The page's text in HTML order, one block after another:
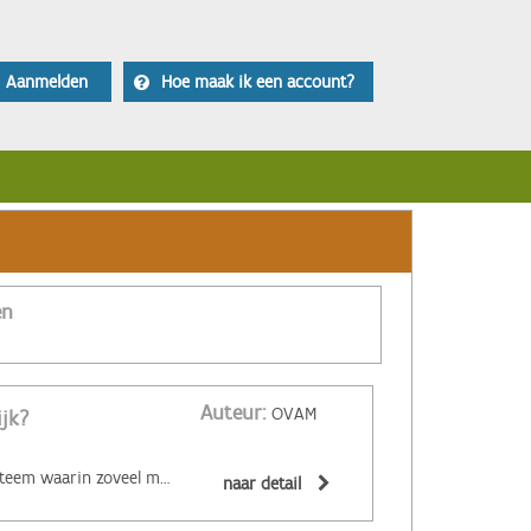
Aanmelden Hoe maak ik een account?
Auteur: OVAM
‌De circulaire economie is een economisch systeem waarin zoveel mogelijk producten en grondstoffen hergebruikt of hoogwaardig gerecycleerd worden. Materialen zijn (volledig) recycleerbaar of afbreekbaar, spullen worden hersteld, hebben een hoge tweedehandswaarde, zijn ‘upgradebaar’, kunnen makkelijk gedemonteerd worden en omgevormd tot nieuwe producten ... Zo wordt maximaal vermeden dat spullen hun waarde verliezen. De circulaire economie biedt een alternatief voor het huidige lineaire systeem. Daarin worden grondstoffen omgezet in producten die aan het einde van hun leven massaal afval worden. De Ellen MacArthur Foundation maakte er een inzichtelijk filmpje over: naar detail